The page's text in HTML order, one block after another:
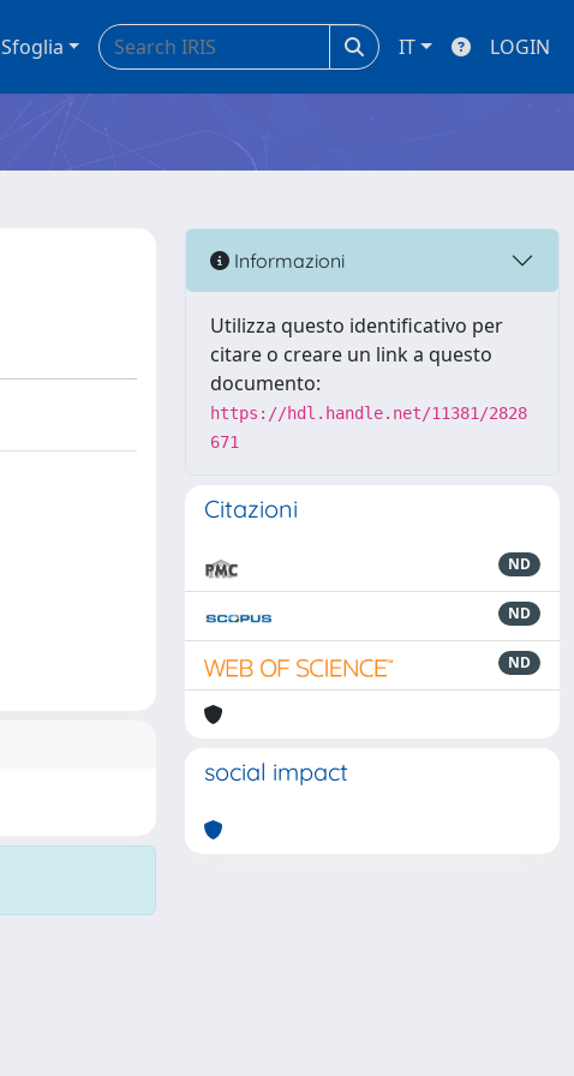
Sfoglia IT LOGIN
Informazioni
Utilizza questo identificativo per
citare o creare un link a questo
documento:
https://hdl.handle.net/11381/2828
671
Citazioni
ND
ND
ND
social impact